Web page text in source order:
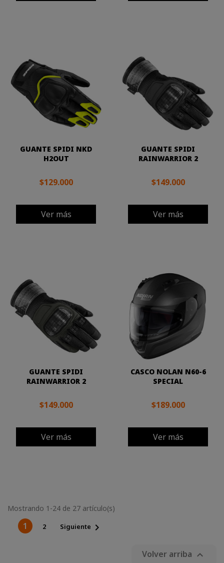
GUANTE SPIDI NKD
H2OUT
$129.000
Ver más
GUANTE SPIDI
RAINWARRIOR 2
$149.000
Ver más
GUANTE SPIDI
RAINWARRIOR 2
$149.000
Ver más
CASCO NOLAN N60-6
SPECIAL
$189.000
Ver más
Mostrando 1-24 de 27 artículo(s)
1 2 Siguiente 
Volver arriba 